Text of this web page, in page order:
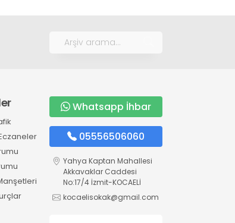
Whatsapp İhbar
05556506060
Yahya Kaptan Mahallesi
Akkavaklar Caddesi
No:17/4 İzmit-KOCAELİ
kocaelisokak@gmail.com